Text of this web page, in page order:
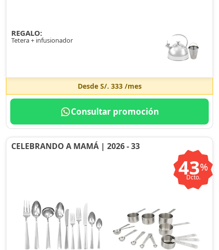
REGALO:
Tetera + infusionador
Desde S/. 333/mes
Consultar promoción
CELEBRANDO A MAMÁ | 2026 - 33
43%
Dcto.